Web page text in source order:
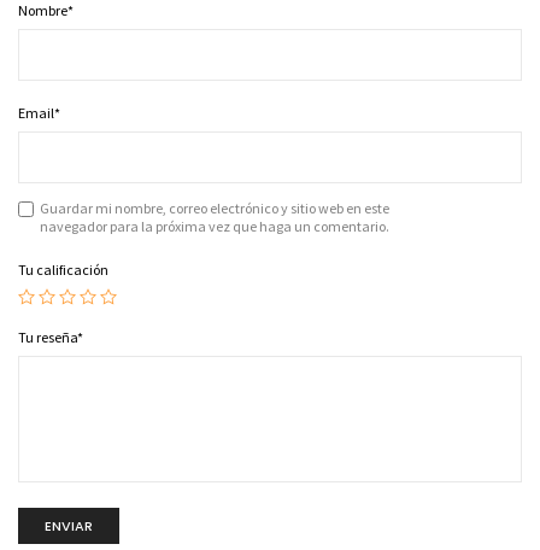
Nombre*
Email*
Guardar mi nombre, correo electrónico y sitio web en este
navegador para la próxima vez que haga un comentario.
Tu calificación
Tu reseña*